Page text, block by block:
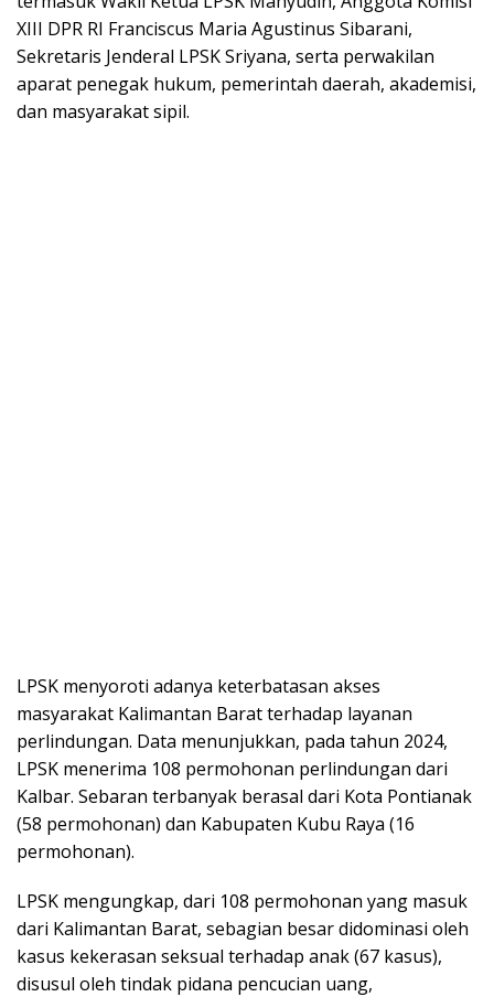
XIII DPR RI Franciscus Maria Agustinus Sibarani,
Sekretaris Jenderal LPSK Sriyana, serta perwakilan
aparat penegak hukum, pemerintah daerah, akademisi,
dan masyarakat sipil.
LPSK menyoroti adanya keterbatasan akses
masyarakat Kalimantan Barat terhadap layanan
perlindungan. Data menunjukkan, pada tahun 2024,
LPSK menerima 108 permohonan perlindungan dari
Kalbar. Sebaran terbanyak berasal dari Kota Pontianak
(58 permohonan) dan Kabupaten Kubu Raya (16
permohonan).
LPSK mengungkap, dari 108 permohonan yang masuk
dari Kalimantan Barat, sebagian besar didominasi oleh
kasus kekerasan seksual terhadap anak (67 kasus),
disusul oleh tindak pidana pencucian uang,